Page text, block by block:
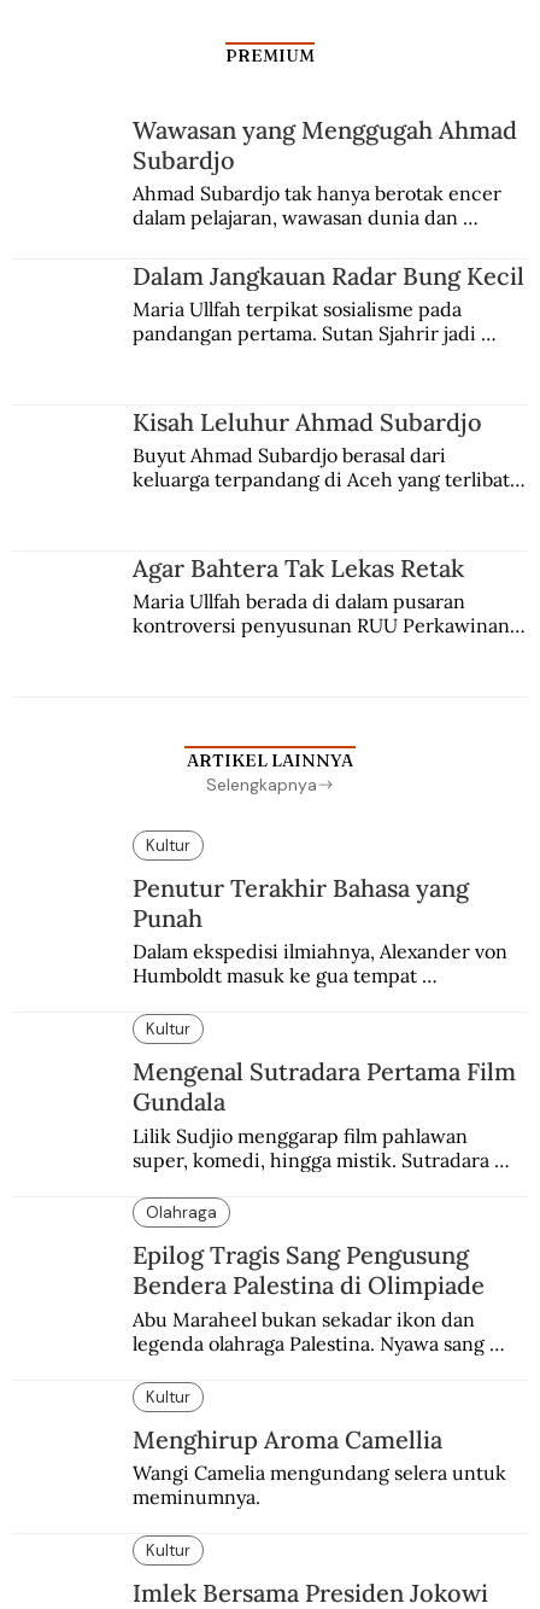
Israel Nyaris Tenggelamkan Kapal
Angkatan Laut AS
PREMIUM
Wawasan yang Menggugah Ahmad
Subardjo
Ahmad Subardjo tak hanya berotak encer
dalam pelajaran, wawasan dunia dan
Jules Verne, Multatuli, hingga Sun Yat-sen.
Dalam Jangkauan Radar Bung Kecil
Maria Ullfah terpikat sosialisme pada
pandangan pertama. Sutan Sjahrir jadi
Kisah Leluhur Ahmad Subardjo
Buyut Ahmad Subardjo berasal dari
keluarga terpandang di Aceh yang terlibat
Agar Bahtera Tak Lekas Retak
Maria Ullfah berada di dalam pusaran
kontroversi penyusunan RUU Perkawinan.
ARTIKEL LAINNYA
Selengkapnya
Kultur
Penutur Terakhir Bahasa yang
Punah
Dalam ekspedisi ilmiahnya, Alexander von
Humboldt masuk ke gua tempat
burung nuri diyakini sebagai penutur
terakhir bahasa suku itu.
Kultur
Mengenal Sutradara Pertama Film
Gundala
Lilik Sudjio menggarap film pahlawan
super, komedi, hingga mistik. Sutradara
Olahraga
Epilog Tragis Sang Pengusung
Bendera Palestina di Olimpiade
Abu Maraheel bukan sekadar ikon dan
legenda olahraga Palestina. Nyawa sang
memblokade Rafah.
Kultur
Menghirup Aroma Camellia
Wangi Camelia mengundang selera untuk
meminumnya.
Kultur
Imlek Bersama Presiden Jokowi